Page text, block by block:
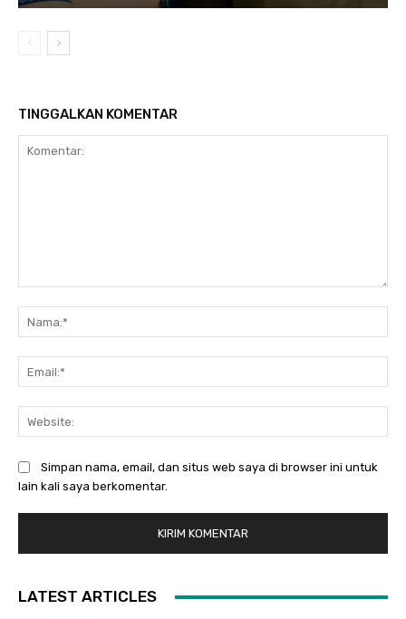
TINGGALKAN KOMENTAR
Simpan nama, email, dan situs web saya di browser ini untuk
lain kali saya berkomentar.
LATEST ARTICLES